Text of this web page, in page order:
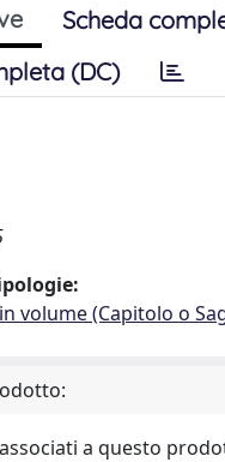
Scheda
(DC)
volume (Capitolo o
a questo